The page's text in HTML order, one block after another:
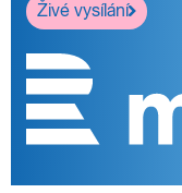
Živé vysílání